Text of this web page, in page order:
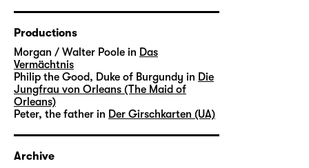
Productions
Morgan / Walter Poole in Das
Vermächtnis
Philip the Good, Duke of Burgundy in Die
Jungfrau von Orleans (The Maid of
Orleans)
Peter, the father in Der Girschkarten (UA)
Archive